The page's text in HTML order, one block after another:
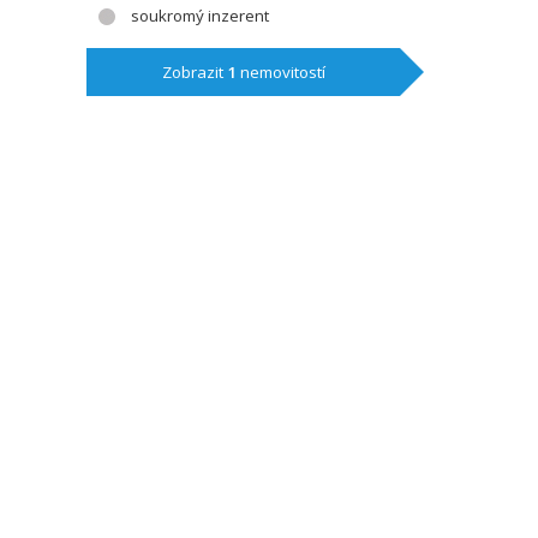
soukromý inzerent
Zobrazit 1 nemovitostí